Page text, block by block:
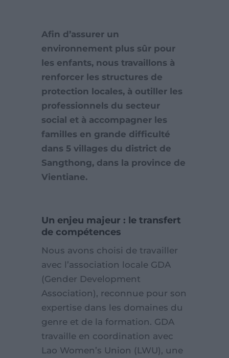
Afin d’assurer un
environnement plus sûr pour
les enfants, nous travaillons à
renforcer les structures de
protection locales, à outiller les
professionnels du secteur
social et à accompagner les
familles en grande difficulté
dans 5 villages du district de
Sangthong, dans la province de
Vientiane.
Un enjeu majeur : le transfert
de compétences
Nous avons choisi de travailler
avec l’association locale GDA
(Gender Development
Association), reconnue pour son
expertise dans les domaines du
genre et de la formation. GDA
travaille en coordination avec
Lao Women’s Union (LWU), une